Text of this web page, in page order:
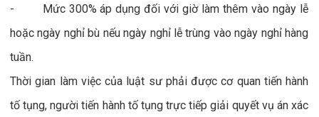
- Mức 300% áp dụng đối với giờ làm thêm vào ngày lễ
hoặc ngày nghỉ bù nếu ngày nghỉ lễ trùng vào ngày nghỉ hàng
tuần.
Thời gian làm việc của luật sư phải được cơ quan tiến hành
tố tụng, người tiến hành tố tụng trực tiếp giải quyết vụ án xác